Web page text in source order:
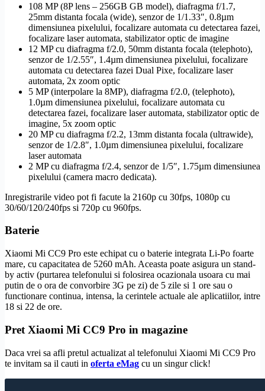
108 MP (8P lens – 256GB GB model), diafragma f/1.7,
25mm distanta focala (wide), senzor de 1/1.33″, 0.8µm
dimensiunea pixelului, focalizare automata cu detectarea fazei,
focalizare laser automata, stabilizator optic de imagine
12 MP cu diafragma f/2.0, 50mm distanta focala (telephoto),
senzor de 1/2.55″, 1.4µm dimensiunea pixelului, focalizare
automata cu detectarea fazei Dual Pixe, focalizare laser
automata, 2x zoom optic
5 MP (interpolare la 8MP), diafragma f/2.0, (telephoto),
1.0µm dimensiunea pixelului, focalizare automata cu
detectarea fazei, focalizare laser automata, stabilizator optic de
imagine, 5x zoom optic
20 MP cu diafragma f/2.2, 13mm distanta focala (ultrawide),
senzor de 1/2.8″, 1.0µm dimensiunea pixelului, focalizare
laser automata
2 MP cu diafragma f/2.4, senzor de 1/5″, 1.75µm dimensiunea
pixelului (camera macro dedicata).
Inregistrarile video pot fi facute la 2160p cu 30fps, 1080p cu
30/60/120/240fps si 720p cu 960fps.
Baterie
Xiaomi Mi CC9 Pro este echipat cu o baterie integrata Li-Po foarte
mare, cu capacitatea de 5260 mAh. Aceasta poate asigura un stand-
by activ (purtarea telefonului si folosirea ocazionala usoara cu mai
putin de o ora de convorbire 3G pe zi) de 5 zile si 1 ore sau o
functionare continua, intensa, la cerintele actuale ale aplicatiilor, intre
18 si 22 de ore.
Pret Xiaomi Mi CC9 Pro in magazine
Daca vrei sa afli pretul actualizat al telefonului Xiaomi Mi CC9 Pro
te invitam sa il cauti in oferta eMag cu un singur click!